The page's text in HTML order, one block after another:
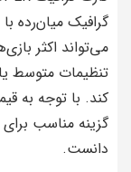
گرافیک میان‌رده
کند. با توجه به
گزینه مناسب
دانست.